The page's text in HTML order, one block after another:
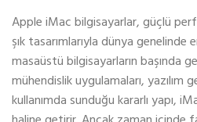
Apple iMac bilgisayarlar, güçlü
şık tasarımlarıyla dünya
masaüstü bilgisayarların başında
mühendislik uygulamaları, yazılım
kullanımda sunduğu kararlı yapı,